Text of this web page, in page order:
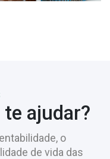
ajudar?
o
de vida das